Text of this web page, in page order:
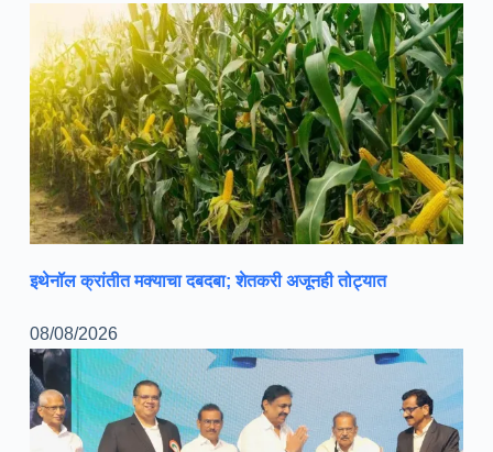
इथेनॉल क्रांतीत मक्याचा दबदबा; शेतकरी अजूनही तोट्यात
08/08/2026